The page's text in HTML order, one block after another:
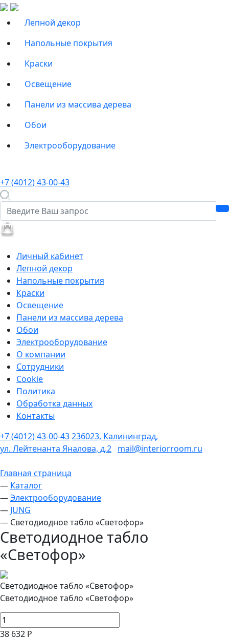
Лепной декор
Напольные покрытия
Краски
Освещение
Панели из массива дерева
Обои
Электрооборудование
+7 (4012) 43-00-43
Личный кабинет
Лепной декор
Напольные покрытия
Краски
Освещение
Панели из массива дерева
Обои
Электрооборудование
О компании
Сотрудники
Cookie
Политика
Обработка данных
Контакты
+7 (4012) 43-00-43236023, Калининград,
ул. Лейтенанта Яналова, д.2 mail@interiorroom.ru
Главная страница
— Каталог
—Электрооборудование
— JUNG
— Светодиодное табло «Светофор»
Светодиодное табло
«Светофор»
Светодиодное табло «Светофор»
Светодиодное табло «Светофор»
38 632 Р